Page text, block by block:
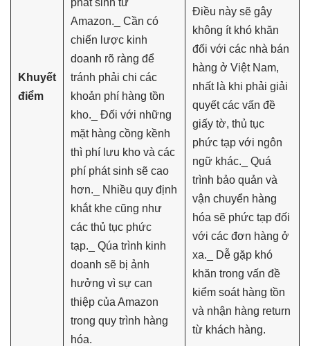
Khuyết
điểm
Amazon._ Cần có
chiến lược kinh
doanh rõ ràng để
tránh phải chi các
khoản phí hàng tồn
kho._ Đối với những
mặt hàng cồng kềnh
thì phí lưu kho và các
phí phát sinh sẽ cao
hơn._ Nhiều quy định
khắt khe cũng như
các thủ tục phức
tạp._ Qúa trình kinh
doanh sẽ bị ảnh
hưởng vì sự can
thiệp của Amazon
trong quy trình hàng
hóa.
Điều này sẽ gây
không ít khó khăn
đối với các nhà bán
hàng ở Việt Nam,
nhất là khi phải giải
quyết các vấn đề
giấy tờ, thủ tục
phức tạp với ngôn
ngữ khác._ Quá
trình bảo quản và
vận chuyển hàng
hóa sẽ phức tạp đối
với các đơn hàng ở
xa._ Dễ gặp khó
khăn trong vấn đề
kiểm soát hàng tồn
và nhận hàng return
từ khách hàng.